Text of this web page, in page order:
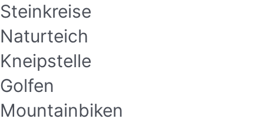
Steinkreise
Naturteich
Kneipstelle
Golfen
Mountainbiken